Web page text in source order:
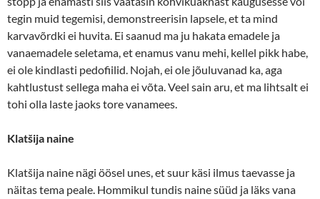
tegin muid tegemisi, demonstreerisin lapsele, et ta mind
karvavõrdki ei huvita. Ei saanud ma ju hakata emadele ja
vanaemadele seletama, et enamus vanu mehi, kellel pikk habe,
ei ole kindlasti pedofiilid. Nojah, ei ole jõuluvanad ka, aga
kahtlustust sellega maha ei võta. Veel sain aru, et ma lihtsalt ei
tohi olla laste jaoks tore vanamees.
Klatšija naine
Klatšija naine nägi öösel unes, et suur käsi ilmus taevasse ja
näitas tema peale. Hommikul tundis naine süüd ja läks vana